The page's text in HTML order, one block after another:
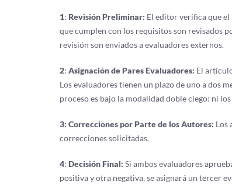
1: Revisión Preliminar: El editor verifica que
que cumplen con los requisitos son revisados
revisión son enviados a evaluadores externos.
2: Asignación de Pares Evaluadores: El
Los evaluadores tienen un plazo de uno a dos
proceso es bajo la modalidad doble ciego: ni
3: Correcciones por Parte de los Autores: Los
correcciones solicitadas.
4: Decisión Final: Si ambos evaluadores
positiva y otra negativa, se asignará un tercer